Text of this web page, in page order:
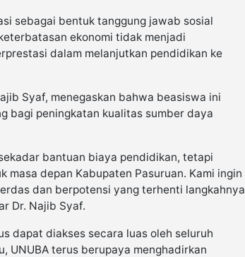
sebagai bentuk tanggung jawab sosial
ekonomi tidak menjadi
dalam melanjutkan pendidikan ke
Syaf, menegaskan bahwa beasiswa ini
bagi peningkatan kualitas sumber daya
bantuan biaya pendidikan, tetapi
masa depan Kabupaten Pasuruan. Kami ingin
dan berpotensi yang terhenti langkahnya
Dr. Najib Syaf.
dapat diakses secara luas oleh seluruh
UNUBA terus berupaya menghadirkan